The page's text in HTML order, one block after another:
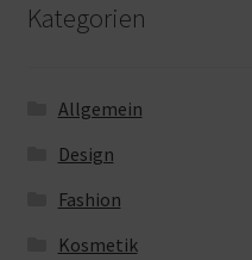
Kategorien
Allgemein
Design
Fashion
Kosmetik